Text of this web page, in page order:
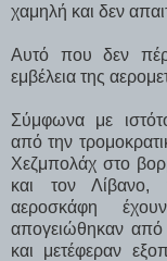
χαμηλή και δεν
Αυτό που δεν
εμβέλεια της
Σύμφωνα με
από την
Χεζμπολάχ στο
και τον Λίβανο,
αεροσκάφη
απογειώθηκαν από
και μετέφεραν